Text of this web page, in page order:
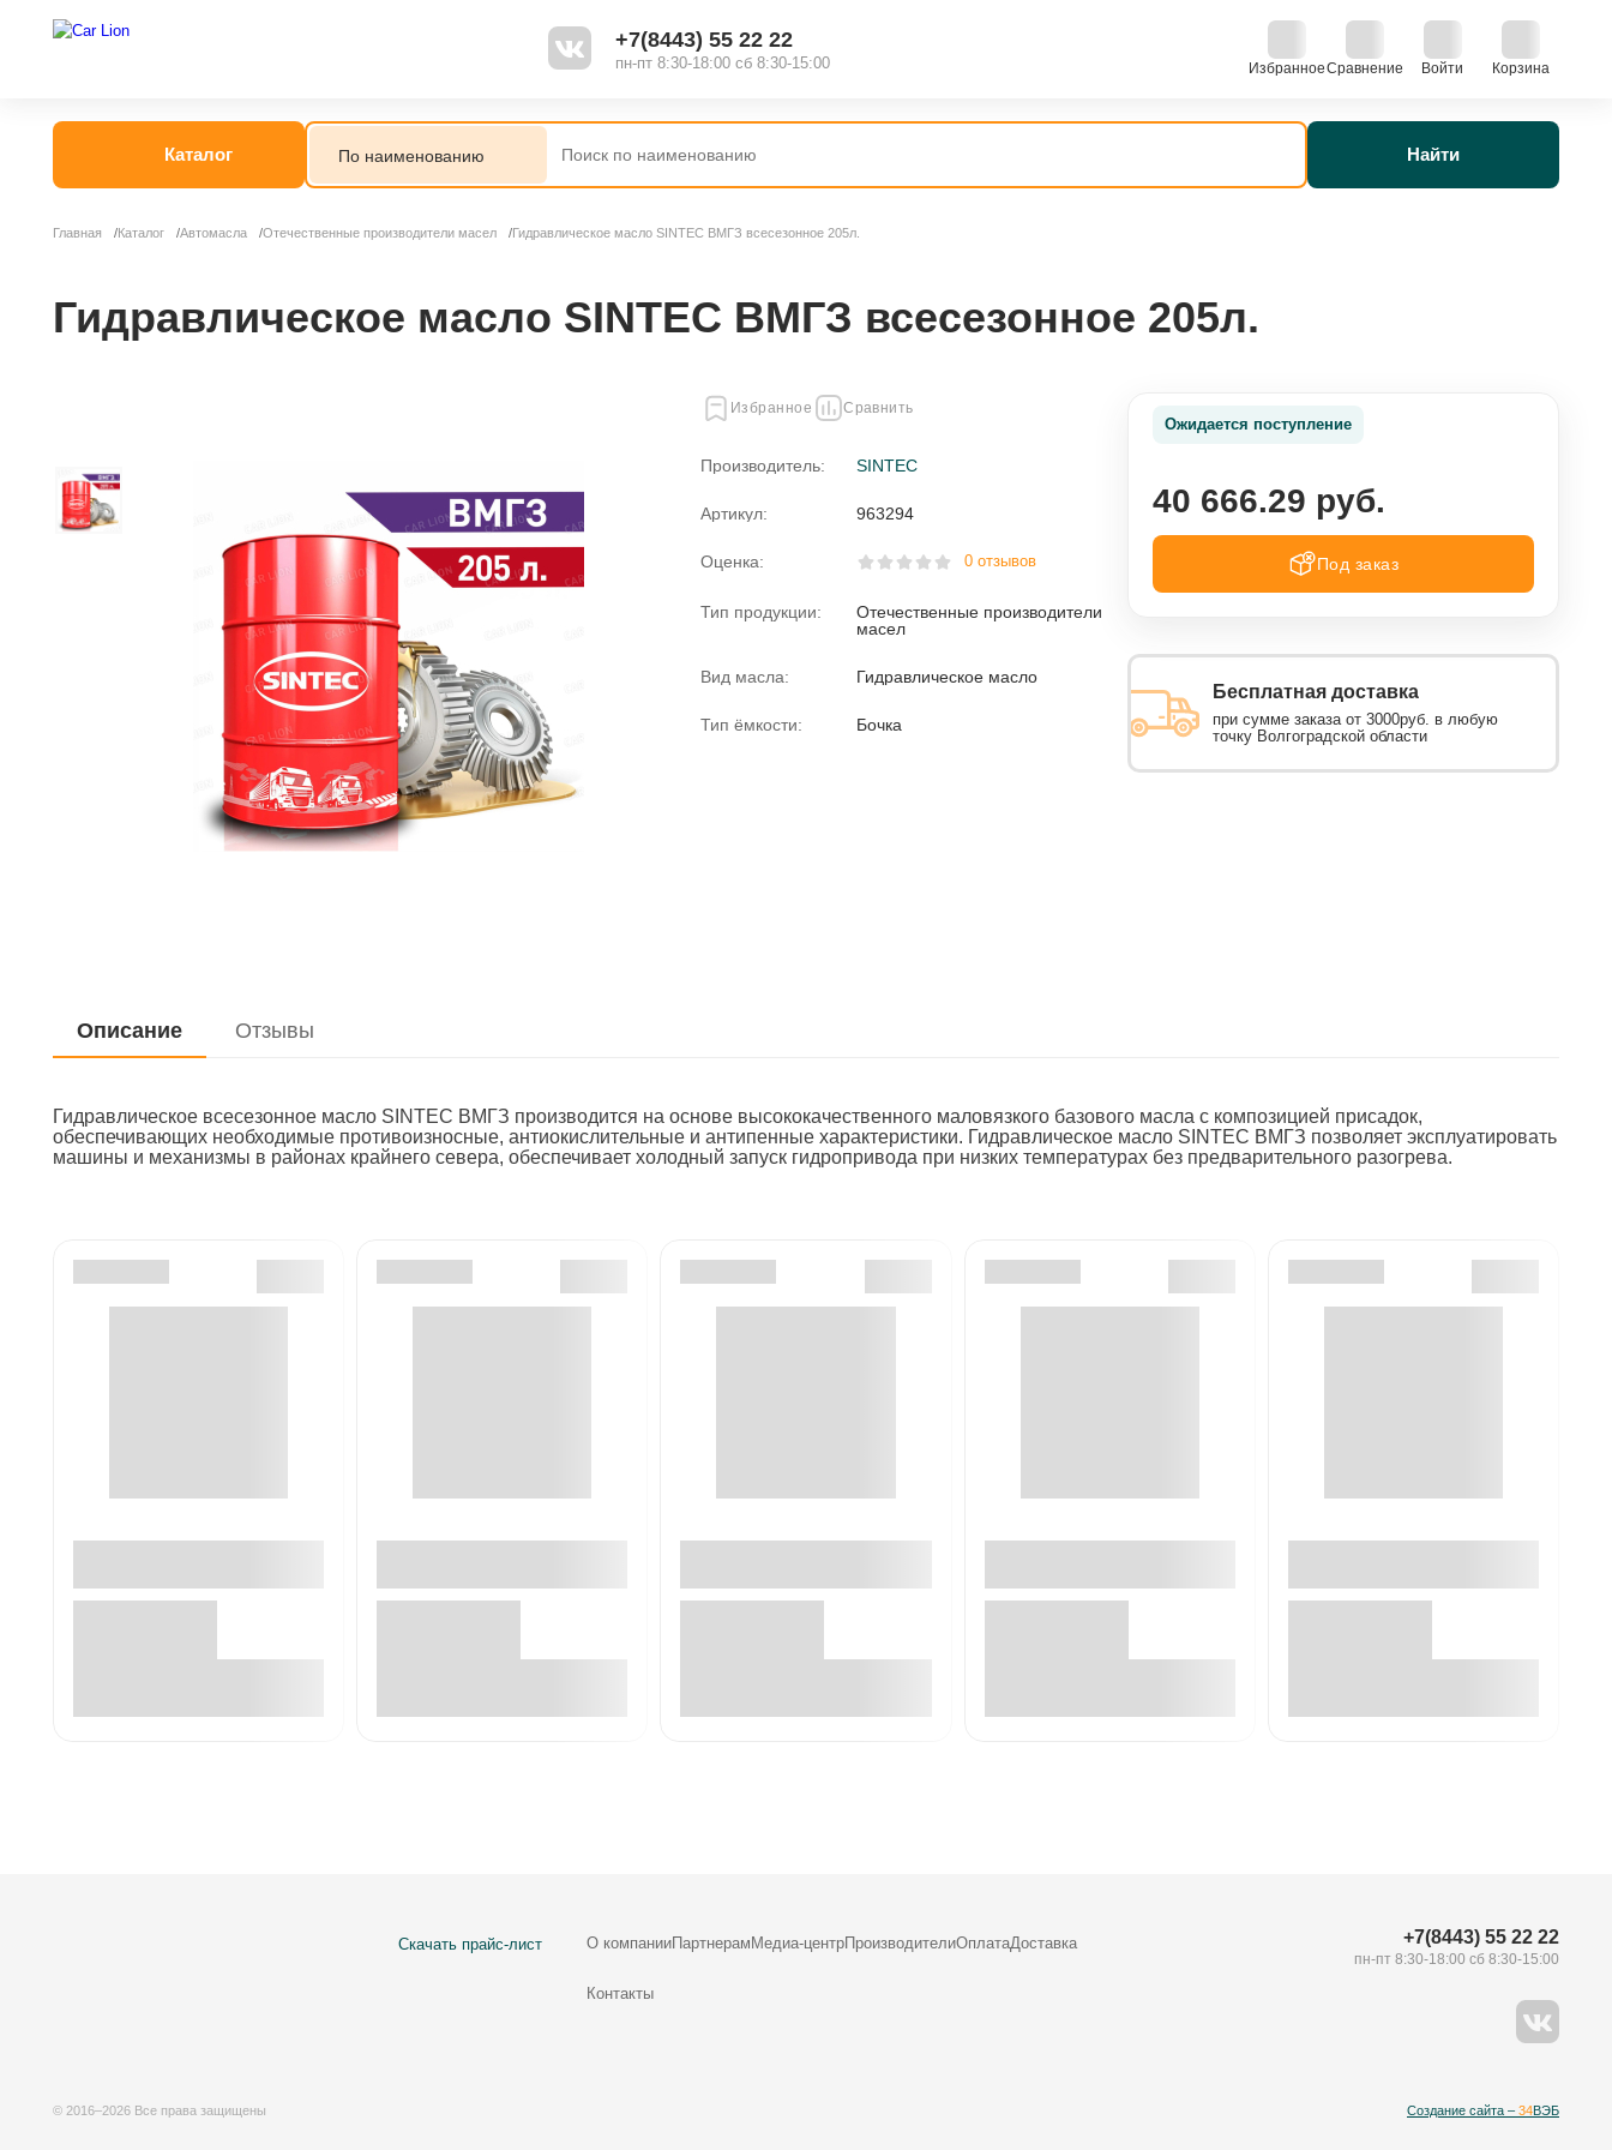
+7(8443) 55 22 22
пн-пт 8:30-18:00 сб 8:30-15:00 ИзбранноеСравнение Войти Корзина
Каталог Найти
Главная Каталог Автомасла Отечественные производители масел Гидравлическое масло SINTEC ВМГЗ всесезонное 205л.
Гидравлическое масло SINTEC ВМГЗ всесезонное 205л.
Избранное Сравнить
Производитель: SINTEC
Артикул: 963294
Оценка: 0 отзывов
Тип продукции:
Отечественные производители
масел
Вид масла: Гидравлическое масло
Тип ёмкости: Бочка
Ожидается поступление
40 666.29 руб.
Под заказ
Бесплатная доставка
при сумме заказа от 3000руб. в любую
точку Волгоградской области
Описание Отзывы
Гидравлическое всесезонное масло SINTEC ВМГЗ производится на основе высококачественного маловязкого базового масла с композицией присадок,
обеспечивающих необходимые противоизносные, антиокислительные и антипенные характеристики. Гидравлическое масло SINTEC ВМГЗ позволяет эксплуатировать
машины и механизмы в районах крайнего севера, обеспечивает холодный запуск гидропривода при низких температурах без предварительного разогрева.
Скачать прайс-лист О компанииПартнерам Медиа-центрПроизводителиОплатаДоставка
Контакты
+7(8443) 55 22 22
пн-пт 8:30-18:00 сб 8:30-15:00
© 2016–2026 Все права защищены Создание сайта – 34ВЭБ